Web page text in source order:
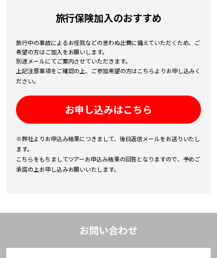
旅行保険加入のおすすめ
旅行中の事故によるお怪我などの思わぬ出費に備えていただくため、ご
希望の方はご加入をお願いします。
別途メールにてご案内させていただきます。
上記注意事項をご確認の上、ご参加希望の方はこちらよりお申し込みく
ださい。
お申し込みはこちら
※弊社よりお申込み結果につきまして、後日返信メールをお送りいたし
ます。
こちらをもちましてツアーお申込み結果の回答となりますので、予めご
承諾の上お申し込みお願いいたします。
お問い合わせ